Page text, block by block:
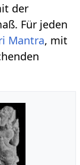
der
Für jeden
Mantra, mit